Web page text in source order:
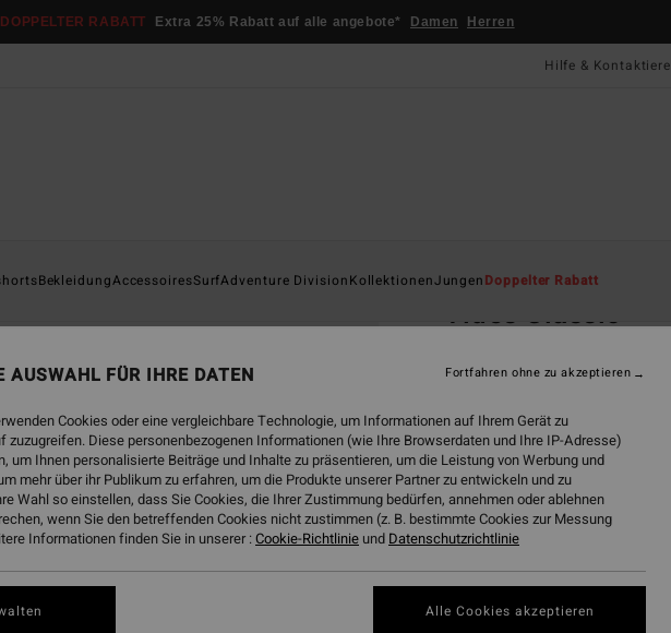
DOPPELTER RABATT Extra 25% Rabatt auf alle angebote* Damen Herren
Hilfe & Kontaktiere
BekleidungAccessoiresSurfAdventure DivisionKollektionenJungenDoppelter Rabatt
Tides Classic
(1 Bewertungen)
€ 19,99
FarbeNavy
AUSWAHL FÜR IHRE DATEN
Cookies oder eine vergleichbare Technologie, um Informationen auf Ihrem Gerät zu
zuzugreifen. Diese personenbezogenen Informationen (wie Ihre Browserdaten und Ihre IP-Adresse)
um Ihnen personalisierte Beiträge und Inhalte zu präsentieren, um die Leistung von Werbung und
mehr über ihr Publikum zu erfahren, um die Produkte unserer Partner zu entwickeln und zu
Wahl so einstellen, dass Sie Cookies, die Ihrer Zustimmung bedürfen, annehmen oder ablehnen
wenn Sie den betreffenden Cookies nicht zustimmen (z. B. bestimmte Cookies zur Messung
Informationen finden Sie in unserer :Cookie-Richtlinie und Datenschutzrichtlinie
Fortfahren ohne zu akzeptieren
Alle Cookies akzeptieren